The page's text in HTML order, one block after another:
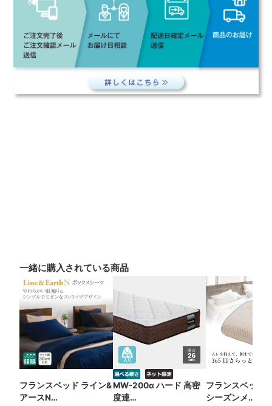
一緒に購入されている商品
フランスベッド ライン&
アースN…
MW-200α ハード 高密
度連…
フランスベッド
シーズンメ…